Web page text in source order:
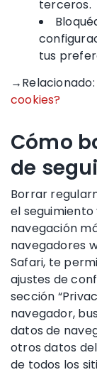
terceros.
tus
→Relacionado:
cookies?
Cómo
de
Borrar
el
navegación
navegadores
Safari, te
ajustes de
sección
navegador,
datos de
otros datos
de todos los